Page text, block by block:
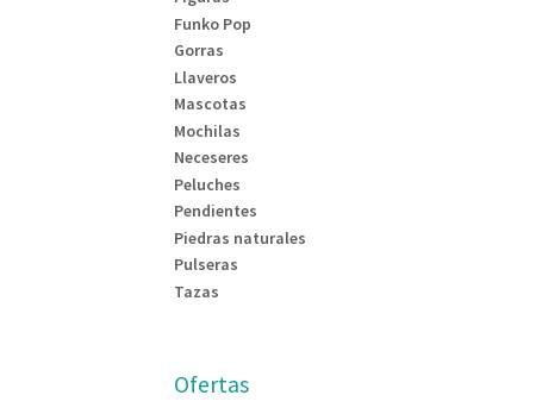
Funko Pop
Gorras
Llaveros
Mascotas
Mochilas
Neceseres
Peluches
Pendientes
Piedras naturales
Pulseras
Tazas
Ofertas